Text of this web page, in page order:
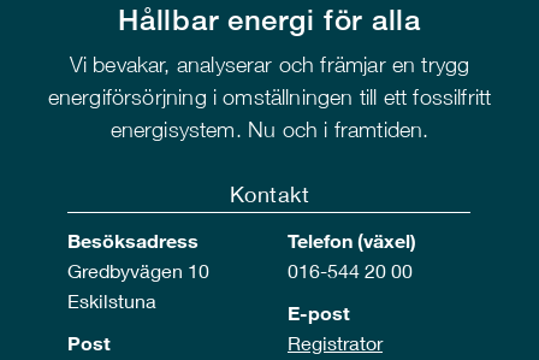
Hållbar energi för alla
Vi bevakar, analyserar och främjar en trygg
energiförsörjning i omställningen till ett fossilfritt
energisystem. Nu och i framtiden.
Kontakt
Besöksadress
Gredbyvägen 10
Eskilstuna
Post
Telefon (växel)
016-544 20 00
E-post
Registrator